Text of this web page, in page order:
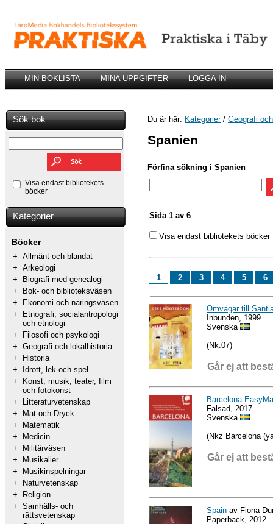
MIN BOKLISTA MINA UPPGIFTER LOGGA IN
Sök bok
Visa endast bibliotekets
böcker
Kategorier
Böcker
+ Allmänt och blandat
+ Arkeologi
+
Biografi med genealogi
+
Bok- och biblioteksväsen
+
Ekonomi och näringsväsen
+
Etnografi, socialantropologi
och etnologi
+
Filosofi och psykologi
+ Geografi och lokalhistoria
+
Historia
+
Idrott, lek och spel
+
Konst, musik, teater, film
och fotokonst
+
Litteraturvetenskap
+
Mat och Dryck
+
Matematik
+
Medicin
+
Militärväsen
+
Musikalier
+
Musikinspelningar
+
Naturvetenskap
+
Religion
+ Samhälls- och
rättsvetenskap
Du är här: Kategorier/ Geografi
Spanien
Förfina sökning i Spanien
Sida 1 av 6
Visa endast bibliotekets böcker
1 2 3 4 5 6
Omvägar till
Inbunden, 1999
Svenska
(Nk.07)
Går ej att
Barcelona
Falsad, 2017
Svenska
(Nkz Barcelona
Går ej att
Spain av Fiona
Paperback, 2012